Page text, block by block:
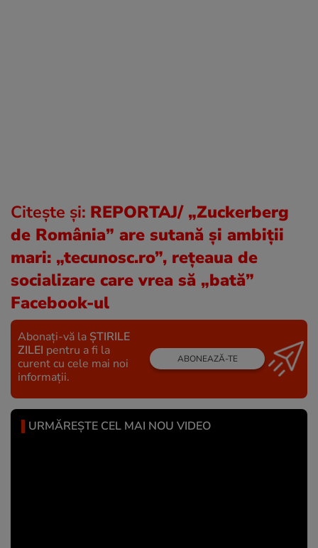
Citește și: REPORTAJ/ „Zuckerberg
de România” are sutană și ambiții
mari: „tecunosc.ro”, reţeaua de
socializare care vrea să „bată”
Facebook-ul
Abonați-vă la ȘTIRILE
ZILEI pentru a fi la
curent cu cele mai noi
informații.
ABONEAZĂ-TE
URMĂREȘTE CEL MAI NOU VIDEO